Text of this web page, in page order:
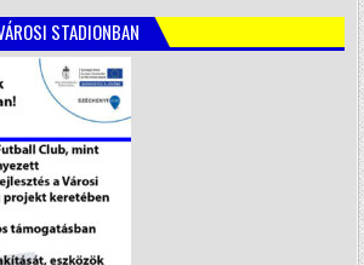
STADIONBAN